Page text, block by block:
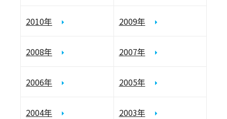
2010年 2009年
2008年 2007年
2006年 2005年
2004年 2003年